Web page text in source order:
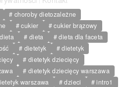
choroby dietozależne
cukier
cukier brązowy
dieta dieta
dieta dla faceta
dietetyk
dietetyk
dietetyk dziecięcy
dietetyk dziecięcy warszawa
warszawa dzieci
intro1